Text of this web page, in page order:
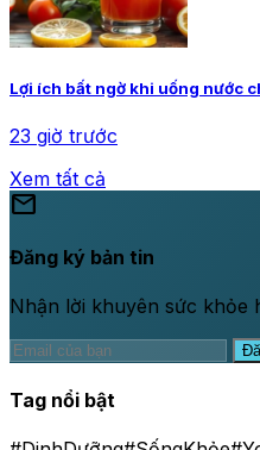
Lợi ích bất ngờ khi uống nước
23 giờ trước
Xem tất cả
mail
Đăng ký bản tin
Nhận lời khuyên sức khỏe
Tag nổi bật